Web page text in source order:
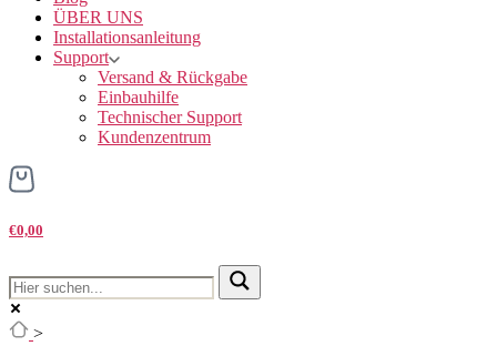
ÜBER UNS
Installationsanleitung
Support
Versand & Rückgabe
Einbauhilfe
Technischer Support
Kundenzentrum
€0,00
>